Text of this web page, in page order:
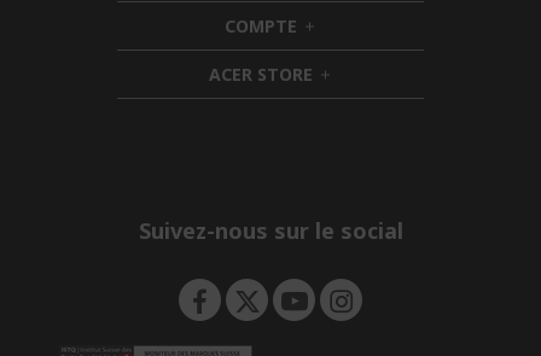
d
e
n
i
d
d
e
n
COMPTE h
i
d
d
ACER STORE h
i
Suivez-nous sur le social